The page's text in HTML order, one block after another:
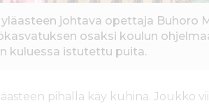
yläasteen johtava opettaja Buhoro
osaksi koulun
kuluessa istutettu puita.
pihalla käy kuhina. Joukko